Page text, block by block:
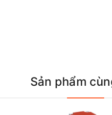
Sản phẩm